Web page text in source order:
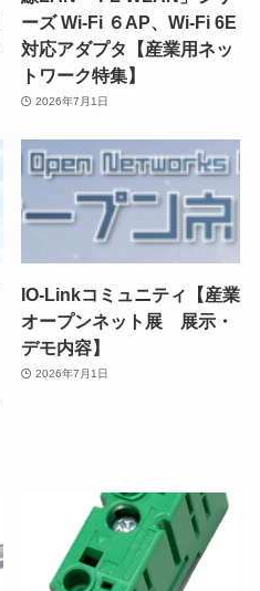
ーズ Wi-Fi ６AP、Wi-Fi 6E
対応アダプタ【産業用ネッ
トワーク特集】
2026年7月1日
IO-Linkコミュニティ【産業
オープンネット展 展示・
デモ内容】
2026年7月1日